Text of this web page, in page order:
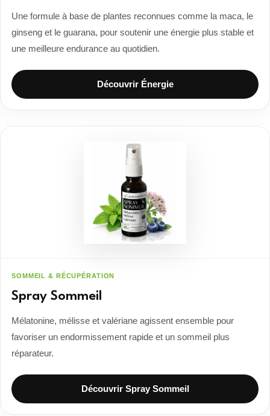
Une formule à base de plantes reconnues comme la maca, le
ginseng et le guarana, pour soutenir une énergie plus stable et
une meilleure endurance au quotidien.
Découvrir Énergie
SOMMEIL & RÉCUPÉRATION
Spray Sommeil
Mélatonine, mélisse et valériane agissent ensemble pour
favoriser un endormissement rapide et un sommeil plus
réparateur.
Découvrir Spray Sommeil